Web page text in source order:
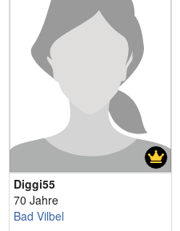
Diggi55
70 Jahre
Bad Vilbel